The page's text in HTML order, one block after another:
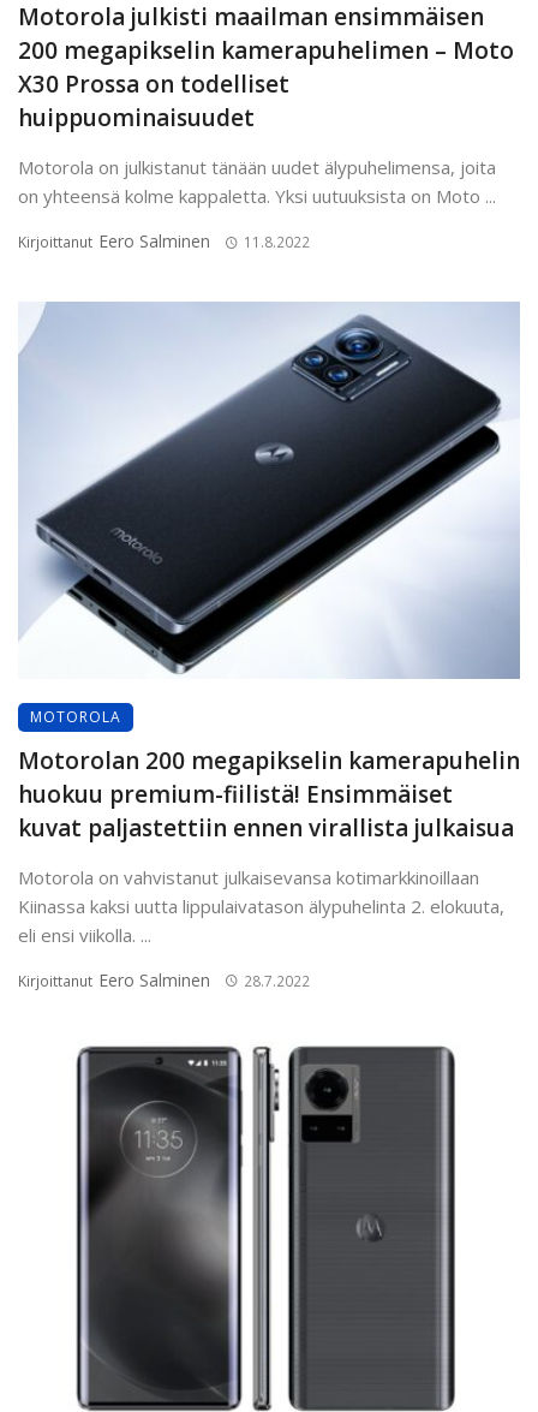
Motorola julkisti maailman ensimmäisen
200 megapikselin kamerapuhelimen – Moto
X30 Prossa on todelliset
huippuominaisuudet
Motorola on julkistanut tänään uudet älypuhelimensa, joita
on yhteensä kolme kappaletta. Yksi uutuuksista on Moto ...
Kirjoittanut Eero Salminen 11.8.2022
MOTOROLA
Motorolan 200 megapikselin kamerapuhelin
huokuu premium-fiilistä! Ensimmäiset
kuvat paljastettiin ennen virallista julkaisua
Motorola on vahvistanut julkaisevansa kotimarkkinoillaan
Kiinassa kaksi uutta lippulaivatason älypuhelinta 2. elokuuta,
eli ensi viikolla. ...
Kirjoittanut Eero Salminen 28.7.2022